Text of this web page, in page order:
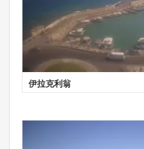
伊拉克利翁